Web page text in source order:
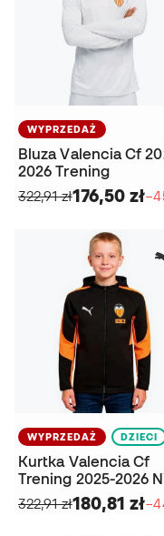
WYPRZEDAŻ
Bluza Valencia Cf
2026 Trening
322,91 zł176,50 zł
WYPRZEDAŻ DZIECI
Kurtka Valencia Cf
Trening 2025-2026
322,91 zł180,81 zł